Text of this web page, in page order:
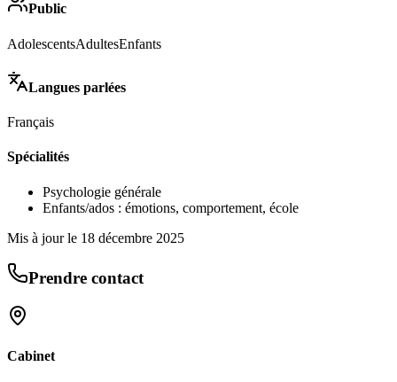
Public
AdolescentsAdultesEnfants
Langues parlées
Français
Spécialités
Psychologie générale
Enfants/ados : émotions, comportement, école
Mis à jour le 18 décembre 2025
Prendre contact
Cabinet